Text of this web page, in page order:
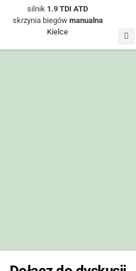
silnik 1.9 TDI ATD
skrzynia biegów manualna
Kielce